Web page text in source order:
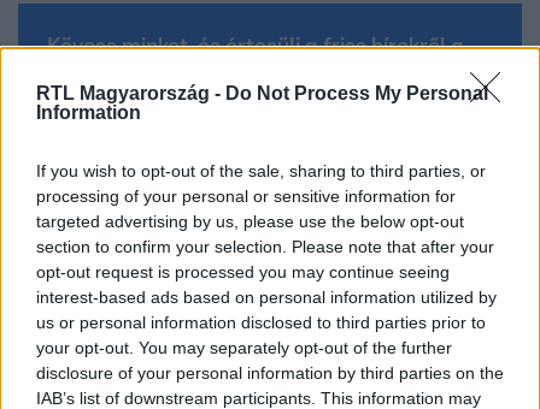
RTL Magyarország - Do Not Process My Personal
Information
If you wish to opt-out of the sale, sharing to third parties, or
processing of your personal or sensitive information for
targeted advertising by us, please use the below opt-out
section to confirm your selection. Please note that after your
opt-out request is processed you may continue seeing
interest-based ads based on personal information utilized by
us or personal information disclosed to third parties prior to
your opt-out. You may separately opt-out of the further
disclosure of your personal information by third parties on the
IAB’s list of downstream participants. This information may
Kövess minket, és értesülj a friss hírekről a
#CELEB VAGYOK, MENTS KI INNEN! # RTL #RTL KLUB
# REALITY #SOKK #ÉLMÉNY #ELSŐ
LÉKAI-KISS RAMÓNA TÓTH ANDI